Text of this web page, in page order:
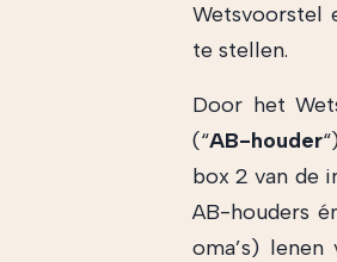
Wetsvoorstel
te stellen.
Door het
(“AB-houder
box 2 van de
AB-houders
oma’s)